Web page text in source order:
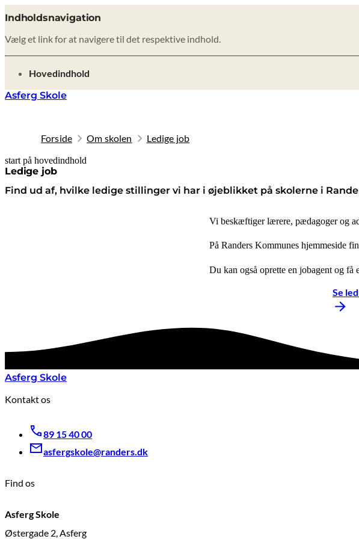
Indholdsnavigation
Vælg et link for at navigere til det respektive indhold.
gå til
Hovedindhold
Asferg Skole
Forside Om skolen Ledige job
start på hovedindhold
Ledige job
Find ud af, hvilke ledige stillinger vi har i øjeblikket på skolerne i
senest opdateret 8. oktober 2025
Vi beskæftiger lærere, pædagoger og
På Randers Kommunes hjemmeside
Du kan også oprette en jobagent og
Se
Asferg Skole
Kontakt os
89 15 40 00
asfergskole@randers.dk
Find os
Asferg Skole
Østergade 2, Asferg